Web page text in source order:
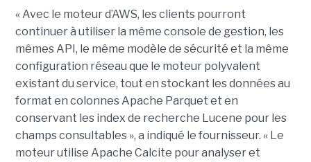
« Avec le moteur d’AWS, les clients pourront
continuer à utiliser la même console de gestion, les
mêmes API, le même modèle de sécurité et la même
configuration réseau que le moteur polyvalent
existant du service, tout en stockant les données au
format en colonnes Apache Parquet et en
conservant les index de recherche Lucene pour les
champs consultables », a indiqué le fournisseur. « Le
moteur utilise Apache Calcite pour analyser et